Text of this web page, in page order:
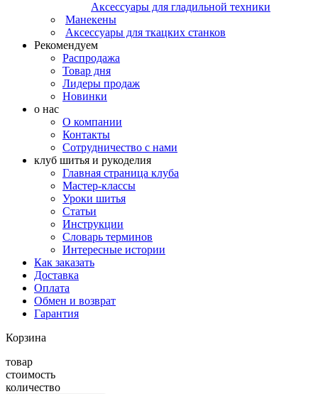
Аксессуары для гладильной техники
Манекены
Аксессуары для ткацких станков
Рекомендуем
Распродажа
Товар дня
Лидеры продаж
Новинки
о нас
О компании
Контакты
Сотрудничество с нами
клуб шитья и рукоделия
Главная страница клуба
Мастер-классы
Уроки шитья
Статьи
Инструкции
Словарь терминов
Интересные истории
Как заказать
Доставка
Оплата
Обмен и возврат
Гарантия
Корзина
товар
стоимость
количество